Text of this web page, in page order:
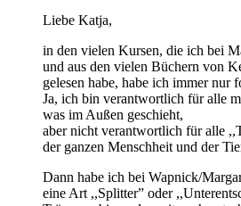
Liebe Katja,
in den vielen Kursen, die ich bei
und aus den vielen Büchern von
gelesen habe, habe ich immer nur
Ja, ich bin verantwortlich für alle
was im Außen geschieht,
aber nicht verantwortlich für alle
der ganzen Menschheit und der
Dann habe ich bei Wapnick/
eine Art ,,Splitter” oder